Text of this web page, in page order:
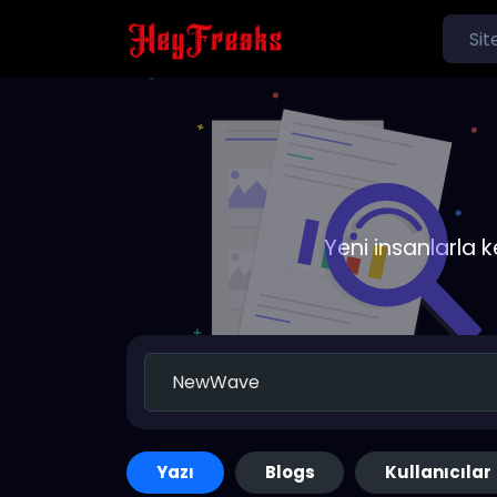
Yeni insanlarla
Yazı Blogs Kullanıcılar